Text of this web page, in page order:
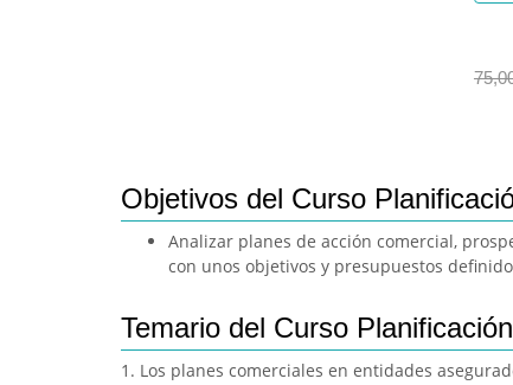
Objetivos del Curso
Analizar planes de acción comercial,
con unos objetivos y presupuestos
Temario del Curso
1. Los planes comerciales en entidades